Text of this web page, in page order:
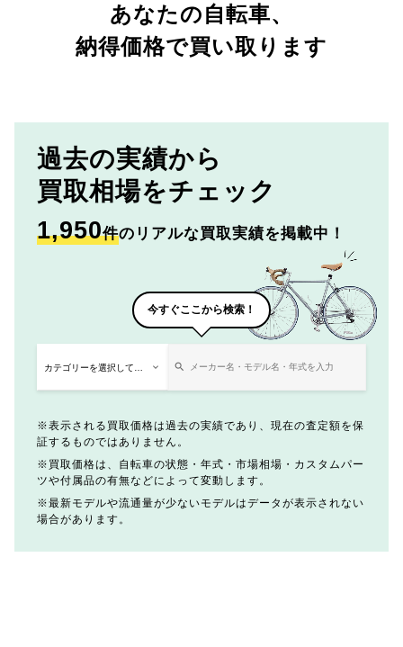
あなたの自転車、
納得価格で買い取ります
過去の実績から
買取相場をチェック
1,950件のリアルな買取実績を掲載中！
今すぐここから検索！
表示される買取価格は過去の実績であり、現在の査定額を保
証するものではありません。
買取価格は、自転車の状態・年式・市場相場・カスタムパー
ツや付属品の有無などによって変動します。
最新モデルや流通量が少ないモデルはデータが表示されない
場合があります。